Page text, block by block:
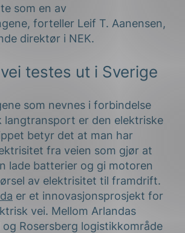
som en av
forteller Leif T. Aanensen,
direktør i NEK.
testes ut i Sverige
som nevnes i forbindelse
langtransport er den elektriske
betyr det at man har
fra veien som gjør at
lade batterier og gi motoren
av elektrisitet til framdrift.
er et innovasjonsprosjekt for
vei. Mellom Arlandas
Rosersberg logistikkområde